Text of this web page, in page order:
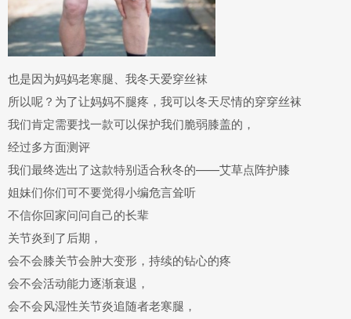
也是因为妈妈老寒腿、我冬天爱穿丝袜
所以呢？为了让妈妈不腿疼，我可以冬天尽情的穿穿丝袜
我们肯定需要找一款可以保护我们脆弱膝盖的，
经过多方面测评
我们最终选出了这款特别适合秋冬的——艾草点阵护膝
姐妹们你们可不要觉得小编危言耸听
不信你回家问问自己的长辈
关节炎到了后期，
会不会膝关节会肿大变形，持续的钻心的疼
会不会活动能力逐渐衰退，
会不会风湿性关节炎追随者老寒腿，